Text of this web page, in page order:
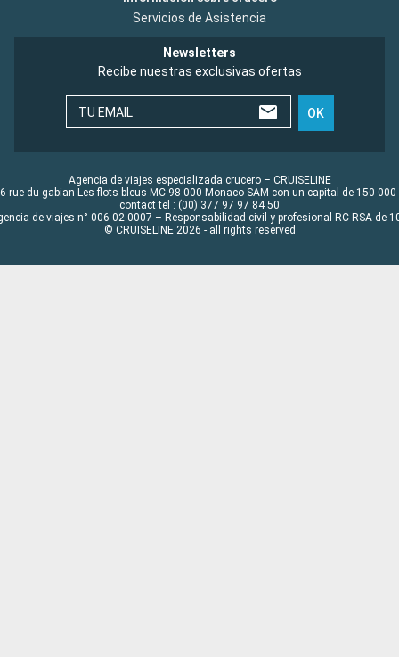
Servicios de Asistencia
Newsletters
Recibe nuestras exclusivas ofertas
TU EMAIL OK
Agencia de viajes especializada crucero – CRUISELINE
rue du gabian Les flots bleus MC 98 000 Monaco SAM con un capital de 150 000
contact tel : (00) 377 97 97 84 50
de viajes n° 006 02 0007 – Responsabilidad civil y profesional RC RSA de
© CRUISELINE 2026 - all rights reserved